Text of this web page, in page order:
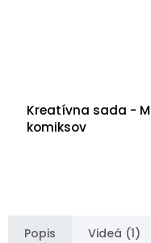
Kreatívna sada -
komiksov
Popis Videá (1)